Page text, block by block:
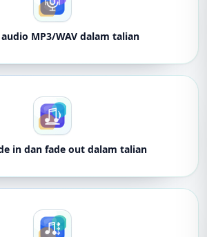
MP3/WAV dalam talian
in dan fade out dalam talian